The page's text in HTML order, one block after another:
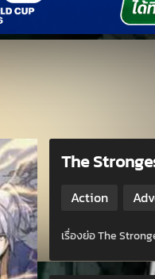
The
Action
เรื่องย่อ The